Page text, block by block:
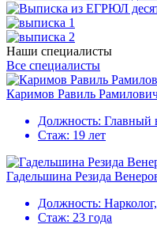
Наши специалисты
Все специалисты
Каримов Равиль
Должность: Главный
Стаж: 19 лет
Гадельшина Резида
Должность:
Стаж: 23 года